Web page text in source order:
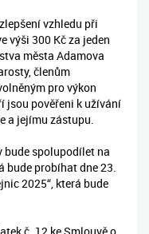
vzhledu při
výši 300 Kč za jeden
města Adamova
členům
pro výkon
jsou pověřeni k užívání
a jejímu zástupu.
bude spolupodílet na
bude probíhat dne 23.
2025“, která bude